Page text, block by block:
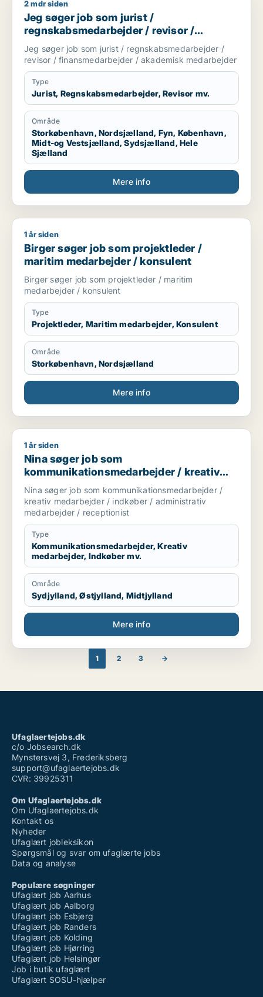
Jeg søger job som jurist / regnskabsmedarbejder / revisor
2 mdr siden
Jeg søger job som jurist /
regnskabsmedarbejder / revisor /
finansmedarbejder / akademisk
medarbejder
Jeg søger job som jurist / regnskabsmedarbejder /
revisor / finansmedarbejder / akademisk medarbejder
Type
Jurist, Regnskabsmedarbejder, Revisor mv.
Område
Storkøbenhavn, Nordsjælland, Fyn, København,
Midt-og Vestsjælland, Sydsjælland, Hele
Sjælland
Mere info
Birger søger job som projektleder / maritim medarbejder /
1 år siden
Birger søger job som projektleder /
maritim medarbejder / konsulent
Birger søger job som projektleder / maritim
medarbejder / konsulent
Type
Projektleder, Maritim medarbejder, Konsulent
Område
Storkøbenhavn, Nordsjælland
Mere info
Nina søger job som kommunikationsmedarbejder / kreativ
1 år siden
Nina søger job som
kommunikationsmedarbejder / kreativ
medarbejder / indkøber / administrativ
medarbejder / receptionist
Nina søger job som kommunikationsmedarbejder /
kreativ medarbejder / indkøber / administrativ
medarbejder / receptionist
Type
Kommunikationsmedarbejder, Kreativ
medarbejder, Indkøber mv.
Område
Sydjylland, Østjylland, Midtjylland
Mere info
1 2 3 →
Ufaglaertejobs.dk
c/o Jobsearch.dk
Mynstersvej 3, Frederiksberg
support@ufaglaertejobs.dk
CVR: 39925311
Om Ufaglaertejobs.dk
Om Ufaglaertejobs.dk
Kontakt os
Nyheder
Ufaglært jobleksikon
Spørgsmål og svar om ufaglærte jobs
Data og analyse
Populære søgninger
Ufaglært job Aarhus
Ufaglært job Aalborg
Ufaglært job Esbjerg
Ufaglært job Randers
Ufaglært job Kolding
Ufaglært job Hjørring
Ufaglært job Helsingør
Job i butik ufaglært
Ufaglært SOSU-hjælper